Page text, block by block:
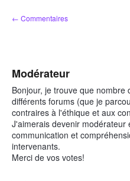
Aller
au
← Commentaires
Modérateur
Bonjour, je trouve que nombre
différents forums (que je
contraires à l'éthique et aux
J'aimerais devenir modérateur
communication et
intervenants.
Merci de vos votes!